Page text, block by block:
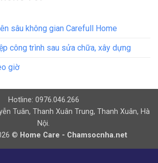
sâu không gian Carefull Home
công trình sau sửa chữa, xây dựng
giờ
Hotline: 0976.046.266
Tuân, Thanh Xuân Trung, Thanh Xuân, Hà
Nội.
© Home Care - Chamsocnha.net